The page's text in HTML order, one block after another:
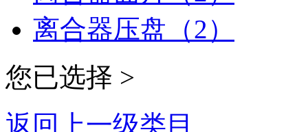
离合器压盘（2）
您已选择 >
返回上一级类目